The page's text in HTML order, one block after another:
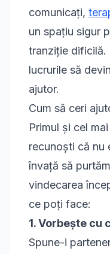
comunicați,
un spațiu sigur
tranziție dificilă.
lucrurile să
ajutor.
Cum să ceri
Primul și cel
recunoști că nu
învață să
vindecarea
ce poți face:
1. Vorbește cu
Spune-i